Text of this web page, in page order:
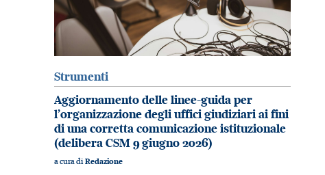
Strumenti
Aggiornamento delle linee-guida per
l’organizzazione degli uffici giudiziari ai fini
di una corretta comunicazione istituzionale
(delibera CSM 9 giugno 2026)
a cura diRedazione